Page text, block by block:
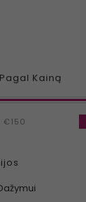
Kainą
€150